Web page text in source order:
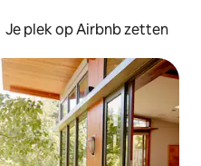
Je plek op Airbnb zetten